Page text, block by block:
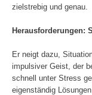
zielstrebig und genau.
Herausforderungen:
Er neigt dazu,
impulsiver Geist, der
schnell unter Stress
eigenständig